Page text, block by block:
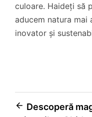
culoare. Haideți să
aducem natura mai
inovator și
Navigare
Descoperă